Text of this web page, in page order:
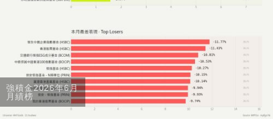
強積金2026年6月
月績榜